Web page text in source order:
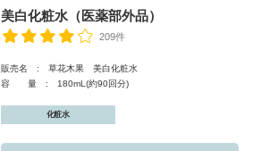
美白化粧水（医薬部外品）
209件
販売名 : 草花木果 美白化粧水
容 量 : 180mL(約90回分)
化粧水